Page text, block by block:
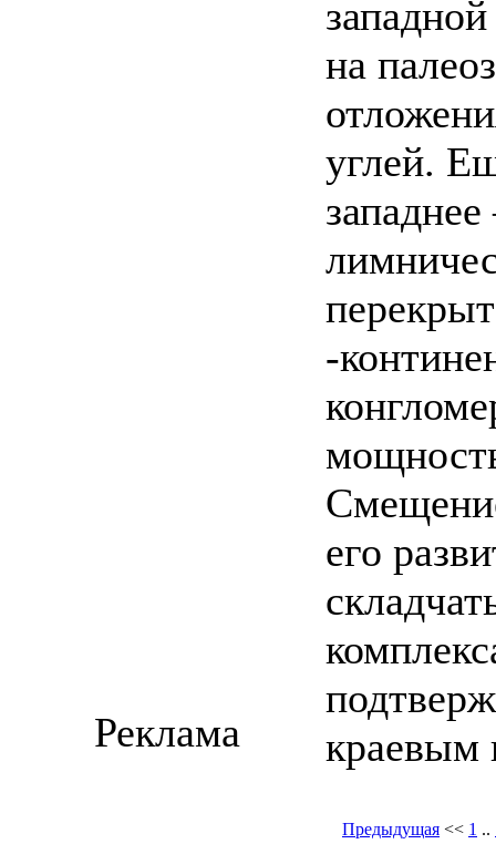
на
углей.
-
его
краевым
Предыдущая << 1 ..
Реклама